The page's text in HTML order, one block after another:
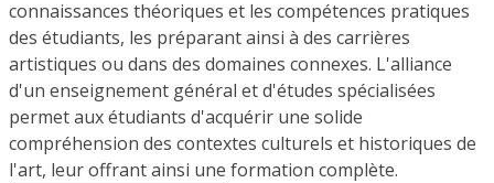
connaissances théoriques et les compétences pratiques
des étudiants, les préparant ainsi à des carrières
artistiques ou dans des domaines connexes. L'alliance
d'un enseignement général et d'études spécialisées
permet aux étudiants d'acquérir une solide
compréhension des contextes culturels et historiques de
l'art, leur offrant ainsi une formation complète.